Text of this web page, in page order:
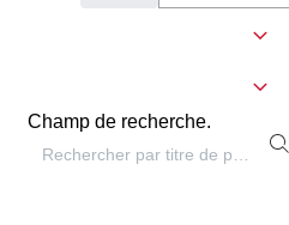
Champ de recherche.